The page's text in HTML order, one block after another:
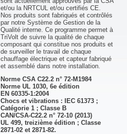
et/ou la NRTCUL et/ou certifiés CE.
Nos produits sont fabriqués et contrôlés
par notre Système de Gestion de la
Qualité interne. Ce programme permet à
TriVolt de suivre la qualité de chaque
composant qui constitue nos produits et
de surveiller le travail de chaque
chauffage électrique et capteur fabriqué
et assemblé dans notre installation.
Norme CSA C22.2 n° 72-M1984
Norme UL 1030, 6e édition
EN 60335-1:2004
Chocs et vibrations : IEC 61373 ;
Catégorie 1 ; Classe B
CAN/CSA-C22.2 n° 72-10 (2013)
UL 499, treizième édition ; Classe
2871-02 et 2871-82.